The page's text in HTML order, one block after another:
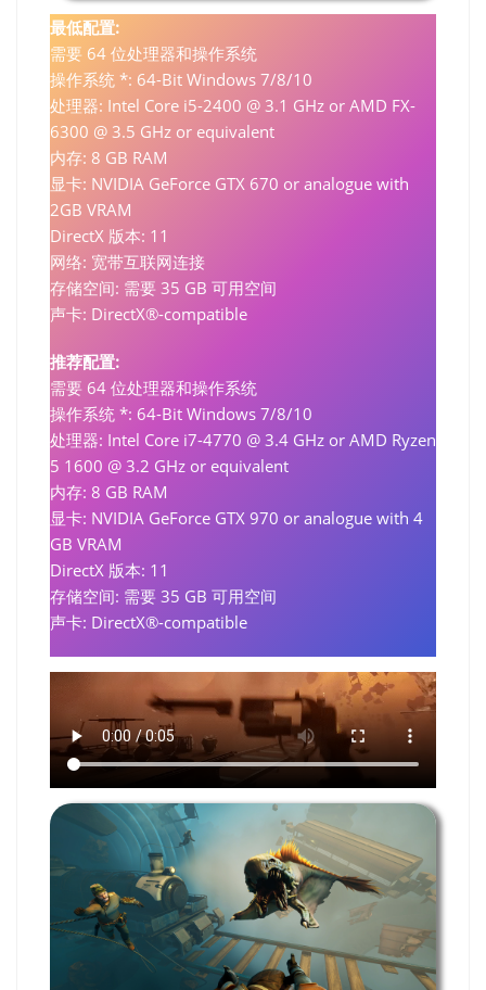
最低配置:
需要 64 位处理器和操作系统
操作系统 *: 64-Bit Windows 7/8/10
处理器: Intel Core i5-2400 @ 3.1 GHz or AMD FX-
6300 @ 3.5 GHz or equivalent
内存: 8 GB RAM
显卡: NVIDIA GeForce GTX 670 or analogue with
2GB VRAM
DirectX 版本: 11
网络: 宽带互联网连接
存储空间: 需要 35 GB 可用空间
声卡: DirectX®-compatible
推荐配置:
需要 64 位处理器和操作系统
操作系统 *: 64-Bit Windows 7/8/10
处理器: Intel Core i7-4770 @ 3.4 GHz or AMD Ryzen
5 1600 @ 3.2 GHz or equivalent
内存: 8 GB RAM
显卡: NVIDIA GeForce GTX 970 or analogue with 4
GB VRAM
DirectX 版本: 11
存储空间: 需要 35 GB 可用空间
声卡: DirectX®-compatible